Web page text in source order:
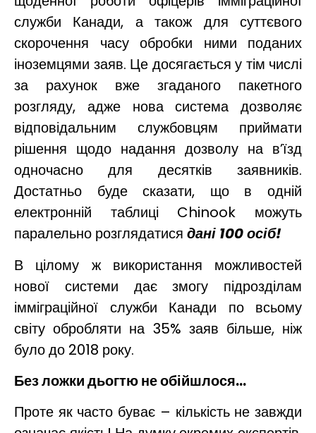
служби Канади, а також для суттєвого
скорочення часу обробки ними поданих
іноземцями заяв. Це досягається у тім числі
за рахунок вже згаданого пакетного
розгляду, адже нова система дозволяє
відповідальним службовцям приймати
рішення щодо надання дозволу на в’їзд
одночасно для десятків заявників.
Достатньо буде сказати, що в одній
електронній таблиці Chinook можуть
паралельно розглядатися дані 100 осіб!
В цілому ж використання можливостей
нової системи дає змогу підрозділам
імміграційної служби Канади по всьому
світу обробляти на 35% заяв більше, ніж
було до 2018 року.
Без ложки дьогтю не обійшлося…
Проте як часто буває – кількість не завжди